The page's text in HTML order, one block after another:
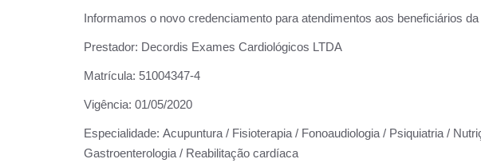
Informamos o novo credenciamento para atendimentos aos beneficiários da
Prestador: Decordis Exames Cardiológicos LTDA
Matrícula: 51004347-4
Vigência: 01/05/2020
Especialidade: Acupuntura / Fisioterapia / Fonoaudiologia / Psiquiatria /
Gastroenterologia / Reabilitação cardíaca